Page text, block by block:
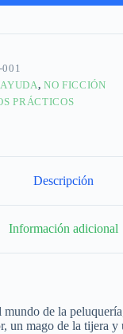
, NO FICCIÓN
PRÁCTICOS
Descripción
Información adicional
mundo de la
un mago de la tijera y